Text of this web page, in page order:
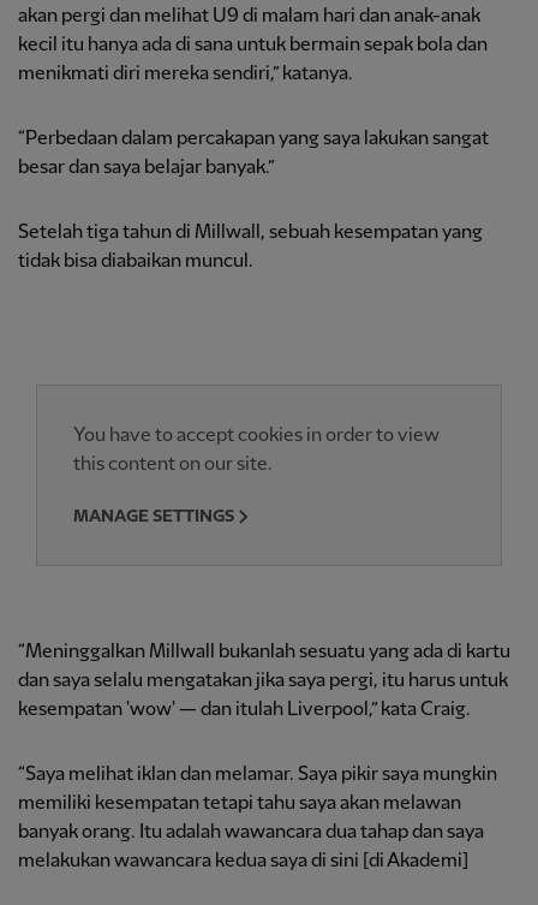
akan pergi dan melihat U9 di malam hari dan anak-anak
kecil itu hanya ada di sana untuk bermain sepak bola dan
menikmati diri mereka sendiri,” katanya.
“Perbedaan dalam percakapan yang saya lakukan sangat
besar dan saya belajar banyak.”
Setelah tiga tahun di Millwall, sebuah kesempatan yang
tidak bisa diabaikan muncul.
You have to accept cookies in order to view
this content on our site.
MANAGE SETTINGS
“Meninggalkan Millwall bukanlah sesuatu yang ada di kartu
dan saya selalu mengatakan jika saya pergi, itu harus untuk
kesempatan 'wow' — dan itulah Liverpool,” kata Craig.
“Saya melihat iklan dan melamar. Saya pikir saya mungkin
memiliki kesempatan tetapi tahu saya akan melawan
banyak orang. Itu adalah wawancara dua tahap dan saya
melakukan wawancara kedua saya di sini [di Akademi]